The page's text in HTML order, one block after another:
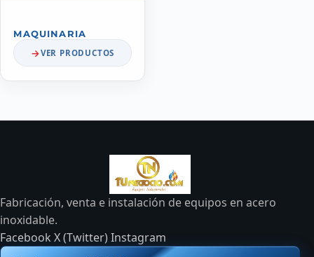
MAQUINARIA
VER PRODUCTOS
Fabricación, venta e instalación de equipos en acero
inoxidable.
FacebookX (Twitter)Instagram